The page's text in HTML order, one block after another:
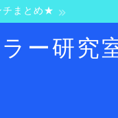
チまとめ★
ー研究